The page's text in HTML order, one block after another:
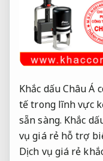
Khắc dấu Châu Á
tế trong lĩnh vực
sẵn sàng. Khắc
vụ giá rẻ hỗ trợ
Dịch vụ giá rẻ